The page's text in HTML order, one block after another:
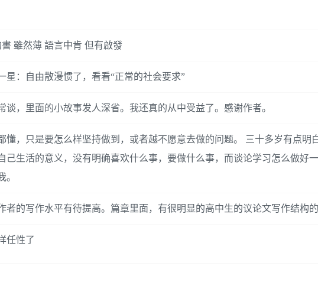
雖然薄 語言中肯 但有啟發
星：自由散漫惯了，看看“正常的社会要求”
谈，里面的小故事发人深省。我还真的从中受益了。感谢作者。
懂，只是要怎么样坚持做到，或者越不愿意去做的问题。 三十多岁有点明
己生活的意义，没有明确喜欢什么事，要做什么事，而谈论学习怎么做好
。
者的写作水平有待提高。篇章里面，有很明显的高中生的议论文写作结构的
任性了